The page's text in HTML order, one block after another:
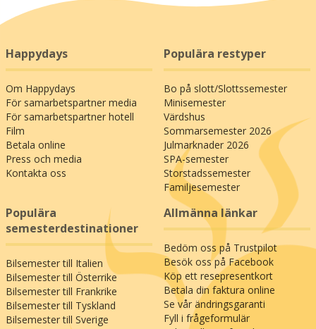
Happydays
Om Happydays
För samarbetspartner media
För samarbetspartner hotell
Film
Betala online
Press och media
Kontakta oss
Populära restyper
Bo på slott/Slottssemester
Minisemester
Värdshus
Sommarsemester 2026
Julmarknader 2026
SPA-semester
Storstadssemester
Familjesemester
Populära
semesterdestinationer
Bilsemester till Italien
Bilsemester till Österrike
Bilsemester till Frankrike
Bilsemester till Tyskland
Bilsemester till Sverige
Allmänna länkar
Bedöm oss på Trustpilot
Besök oss på Facebook
Köp ett resepresentkort
Betala din faktura online
Se vår ändringsgaranti
Fyll i frågeformulär